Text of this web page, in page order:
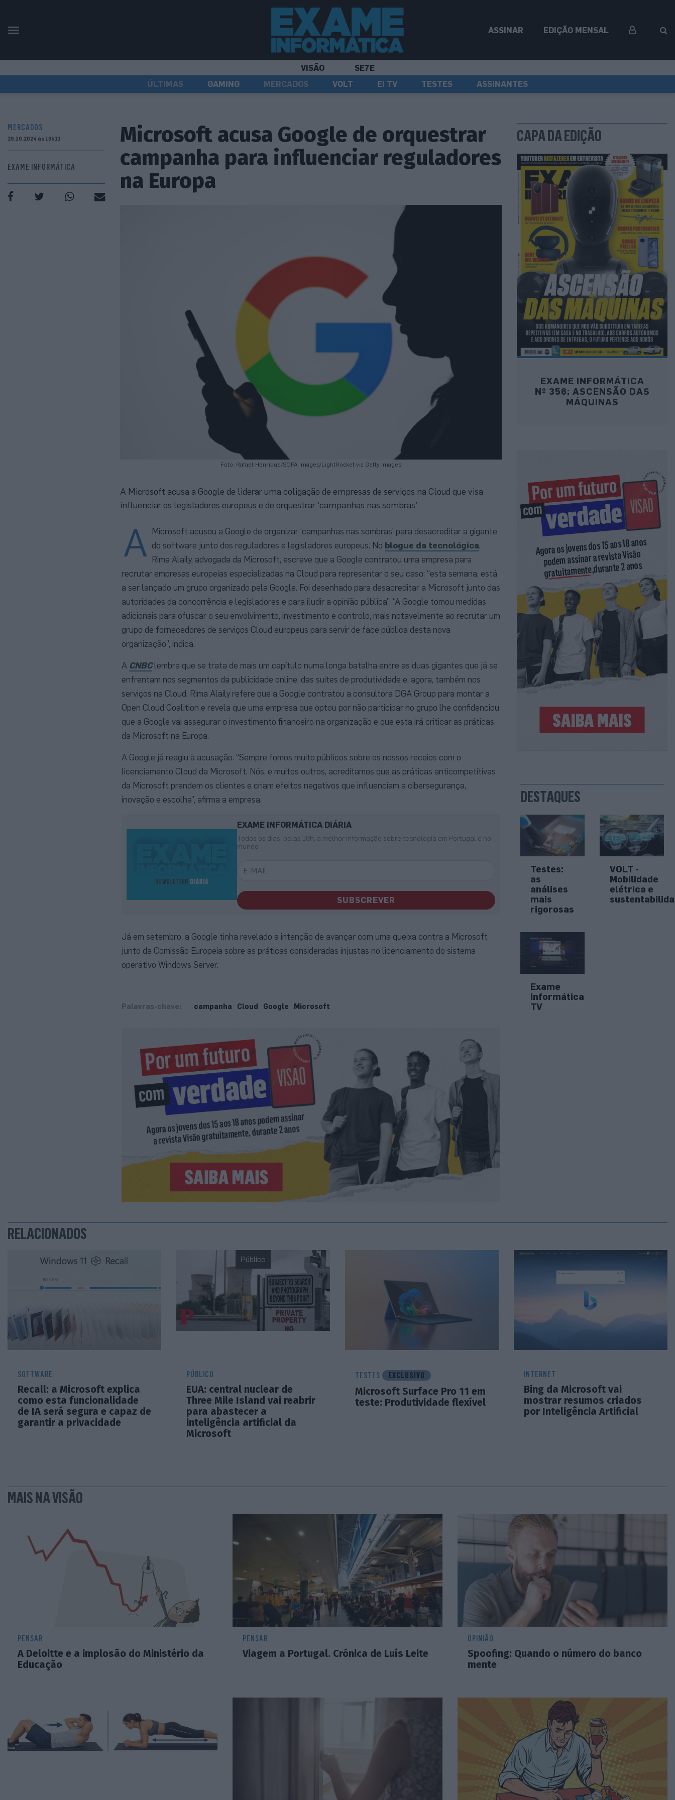
ASSINAR EDIÇÃO MENSAL
VISÃO
SE7E
ÚLTIMAS
GAMING MERCADOS VOLT EI TV TESTES ASSINANTES
MERCADOS
29.10.2024 às 13h11
EXAME INFORMÁTICA
Microsoft acusa Google de orquestrar
campanha para influenciar reguladores
na Europa
Foto: Rafael Henrique/SOPA Images/LightRocket via Getty Images
A Microsoft acusa a Google de liderar uma coligação de empresas de serviços na Cloud que visa
influenciar os legisladores europeus e de orquestrar ‘campanhas nas sombras’
A Microsoft acusou a Google de organizar ‘campanhas nas sombras’ para desacreditar a gigante
do software junto dos reguladores e legisladores europeus. No blogue da tecnológica,
Rima Alaily, advogada da Microsoft, escreve que a Google contratou uma empresa para
recrutar empresas europeias especializadas na Cloud para representar o seu caso: “esta semana, está
a ser lançado um grupo organizado pela Google. Foi desenhado para desacreditar a Microsoft junto das
autoridades da concorrência e legisladores e para iludir a opinião pública”. “A Google tomou medidas
adicionais para ofuscar o seu envolvimento, investimento e controlo, mais notavelmente ao recrutar um
grupo de fornecedores de serviços Cloud europeus para servir de face pública desta nova
organização”, indica.
A CNBC lembra que se trata de mais um capítulo numa longa batalha entre as duas gigantes que já se
enfrentam nos segmentos da publicidade online, das suites de produtividade e, agora, também nos
serviços na Cloud. Rima Alaily refere que a Google contratou a consultora DGA Group para montar a
Open Cloud Coalition e revela que uma empresa que optou por não participar no grupo lhe confidenciou
que a Google vai assegurar o investimento financeiro na organização e que esta irá criticar as práticas
da Microsoft na Europa.
A Google já reagiu à acusação. “Sempre fomos muito públicos sobre os nossos receios com o
licenciamento Cloud da Microsoft. Nós, e muitos outros, acreditamos que as práticas anticompetitivas
da Microsoft prendem os clientes e criam efeitos negativos que influenciam a cibersegurança,
inovação e escolha”, afirma a empresa.
EXAME INFORMÁTICA DIÁRIA
Todos os dias, pelas 18h, a melhor informação sobre tecnologia em Portugal e no
mundo
SUBSCREVER
Já em setembro, a Google tinha revelado a intenção de avançar com uma queixa contra a Microsoft
junto da Comissão Europeia sobre as práticas consideradas injustas no licenciamento do sistema
operativo Windows Server.
Palavras-chave: campanha Cloud Google Microsoft
CAPA DA EDIÇÃO
EXAME INFORMÁTICA
Nº 356: ASCENSÃO DAS
MÁQUINAS
DESTAQUES
Testes:
as
análises
mais
rigorosas
VOLT -
Mobilidade
elétrica e
Exame
Informática
TV
RELACIONADOS
SOFTWARE
Recall: a Microsoft explica
como esta funcionalidade
de IA será segura e capaz de
garantir a privacidade
Público
PÚBLICO
EUA: central nuclear de
Three Mile Island vai reabrir
para abastecer a
inteligência artificial da
Microsoft
TESTES EXCLUSIVO
Microsoft Surface Pro 11 em
teste: Produtividade flexível
INTERNET
Bing da Microsoft vai
mostrar resumos criados
por Inteligência Artificial
MAIS NA VISÃO
PENSAR
A Deloitte e a implosão do Ministério da
Educação
PENSAR
Viagem a Portugal. Crónica de Luís Leite
OPINIÃO
Spoofing: Quando o número do banco
mente